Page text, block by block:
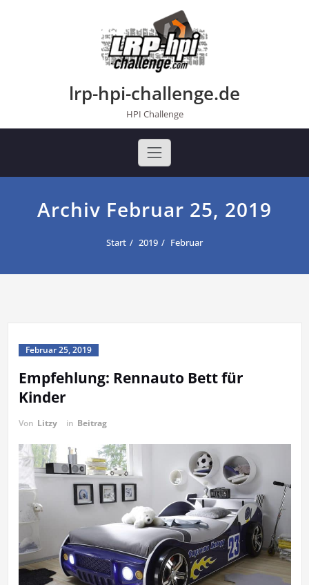
lrp-hpi-challenge.de
HPI Challenge
Archiv Februar 25, 2019
Start 2019 Februar
Februar 25, 2019
Empfehlung: Rennauto Bett für
Kinder
Von Litzy in Beitrag